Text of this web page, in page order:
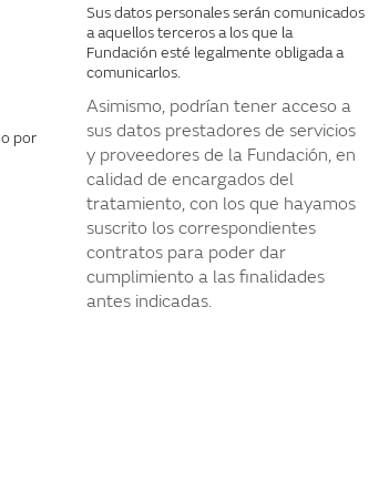
por
Sus datos personales serán comunicados
a aquellos terceros a los que la
Fundación esté legalmente obligada a
comunicarlos.
Asimismo, podrían tener acceso a
sus datos prestadores de servicios
y proveedores de la Fundación, en
calidad de encargados del
tratamiento, con los que hayamos
suscrito los correspondientes
contratos para poder dar
cumplimiento a las finalidades
antes indicadas.